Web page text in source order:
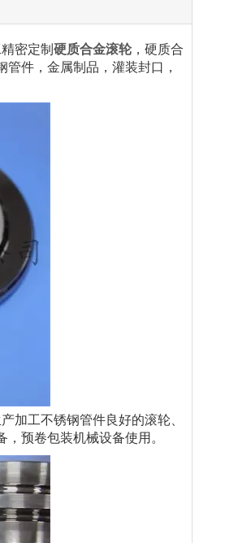
密定制 硬质合金滚轮，硬质合
件，金属制品，灌装封口，
加工不锈钢管件良好的滚轮、
预卷包装机械设备使用。